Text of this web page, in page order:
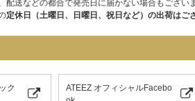
送などの都合で発売日に届かない場合もございま
定休日（土曜日、日曜日、祝日など）の出荷はご
ク
ATEEZ オフィシャルFacebo